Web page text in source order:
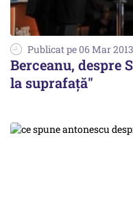
Publicat pe 06 Mar 2013
Berceanu, despre
la suprafață"